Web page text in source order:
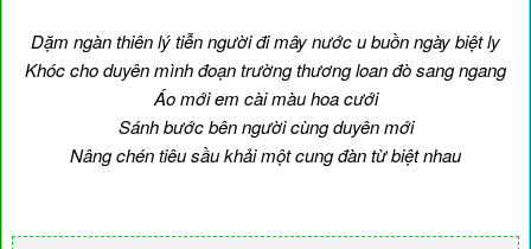
Dặm ngàn thiên lý tiễn người đi mây nước u buồn ngày biệt ly
Khóc cho duyên mình đoạn trường thương loan đò sang ngang
Áo mới em cài màu hoa cưới
Sánh bước bên người cùng duyên mới
Nâng chén tiêu sầu khải một cung đàn từ biệt nhau